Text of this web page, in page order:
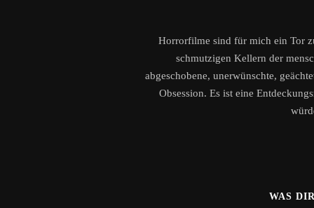
Horrorfilme sind für mich ein Tor
schmutzigen Kellern der
abgeschobene, unerwünschte,
Obsession. Es ist eine
WAS